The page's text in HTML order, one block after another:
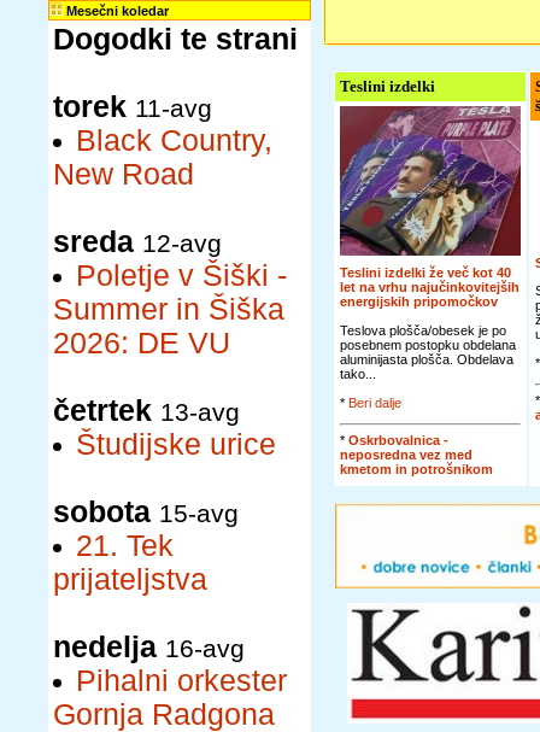
Mesečni koledar
Dogodki te strani
torek 11-avg
Black Country,
New Road
sreda 12-avg
Poletje v Šiški -
Summer in Šiška
2026: DE VU
četrtek 13-avg
Študijske urice
sobota 15-avg
21. Tek
prijateljstva
nedelja 16-avg
Pihalni orkester
Gornja Radgona
Teslini izdelki
Teslini izdelki že več kot 40
let na vrhu najučinkovitejših
energijskih pripomočkov
Teslova plošča/obesek je po
posebnem postopku obdelana
aluminijasta plošča. Obdelava
tako...
* Beri dalje
* Oskrbovalnica -
neposredna vez med
kmetom in potrošnikom